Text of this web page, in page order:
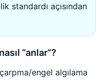
standardı açısından
“anlar”?
engel algılama